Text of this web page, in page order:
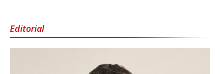
Editorial